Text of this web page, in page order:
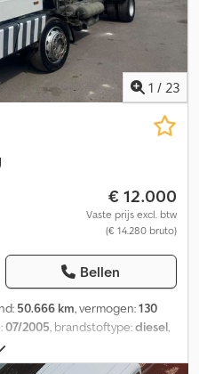
1 / 23
€ 12.000
Vaste prijs excl. btw
(€ 14.280 bruto)
Bellen
50.666 km, vermogen:130
07/2005, brandstoftype:diesel,
Euro 4, totale lengte: